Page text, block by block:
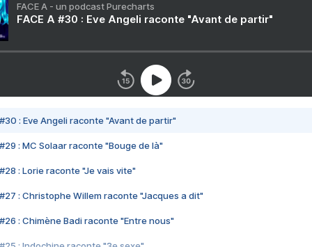
FACE A - un podcast Purecharts
FACE A #30 : Eve Angeli raconte "Avant de partir"
#30 : Eve Angeli raconte "Avant de partir"
#29 : MC Solaar raconte "Bouge de là"
#28 : Lorie raconte "Je vais vite"
#27 : Christophe Willem raconte "Jacques a dit"
#26 : Chimène Badi raconte "Entre nous"